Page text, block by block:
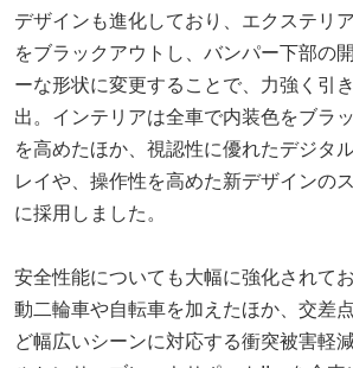
デザインも進化しており、エクステリ
をブラックアウトし、バンパー下部の
ーな形状に変更することで、力強く引
出。インテリアは全車で内装色をブラ
を高めたほか、視認性に優れたデジタ
レイや、操作性を高めた新デザインの
に採用しました。
安全性能についても大幅に強化されて
動二輪車や自転車を加えたほか、交差
ど幅広いシーンに対応する衝突被害軽